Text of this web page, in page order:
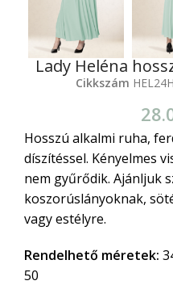
Lady Heléna
Cikkszám HEL24H
Hosszú alkalmi ruha,
díszítéssel. Kényelmes
nem gyűrődik. Ajánljuk
koszorúslányoknak,
vagy estélyre.
Rendelhető méretek:
50